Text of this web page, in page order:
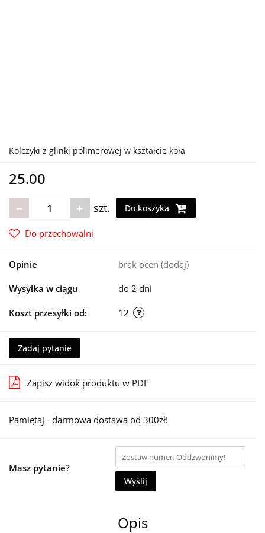
Kolczyki z glinki polimerowej w kształcie koła
25.00
szt. Do koszyka
Do przechowalni
Opinie brak ocen (dodaj)
Wysyłka w ciągu do 2 dni
Koszt przesyłki od: 12
Zadaj pytanie
Zapisz widok produktu w PDF
Pamiętaj - darmowa dostawa od 300zł!
Masz pytanie?
Wyślij
Opis